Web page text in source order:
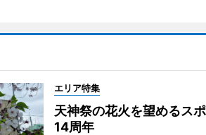
エリア特集
天神祭の花火を望めるス
14周年